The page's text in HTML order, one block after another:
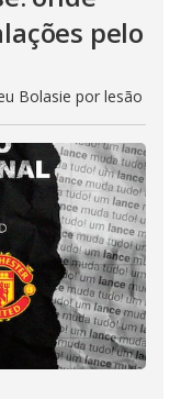
pelo
Bolasie por lesão